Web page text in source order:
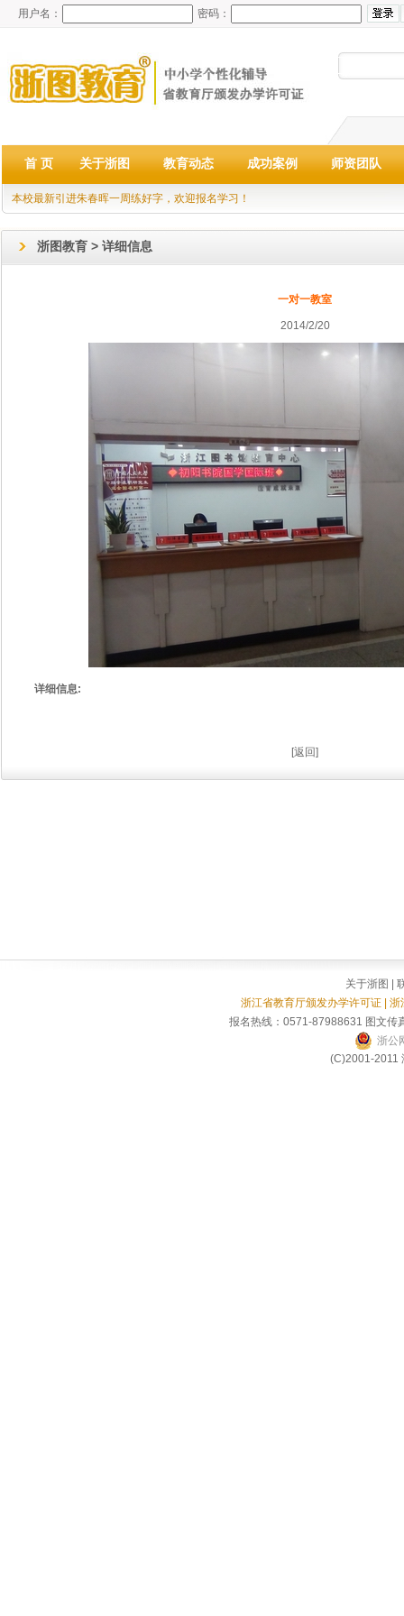
用户名： 密码：
首 页 关于浙图 教育动态 成功案例 师资团队
本校最新引进朱春晖一周练好字，欢迎报名学习！
浙图教育 > 详细信息
一对一教室
2014/2/20
详细信息:
[返回]
关于浙图
浙江省教育厅颁发办学许可证 |
报名热线：0571-87988631 图文传
浙公
(C)2001-2011